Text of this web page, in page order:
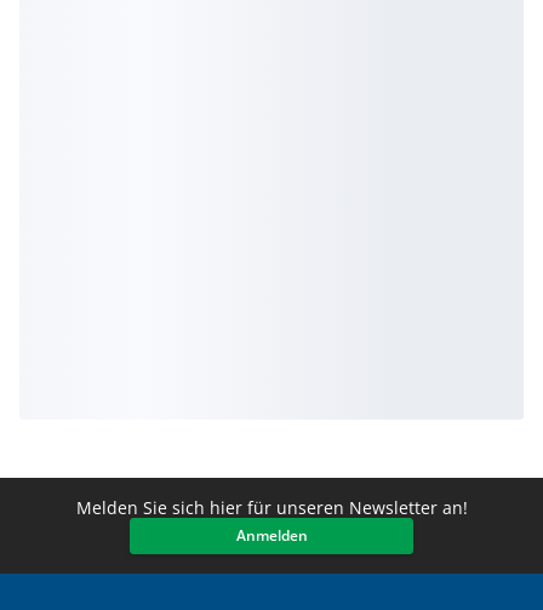
Melden Sie sich hier für unseren Newsletter an!
Anmelden